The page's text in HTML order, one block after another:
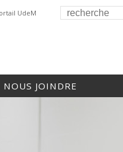
UdeM
NOUS JOINDRE